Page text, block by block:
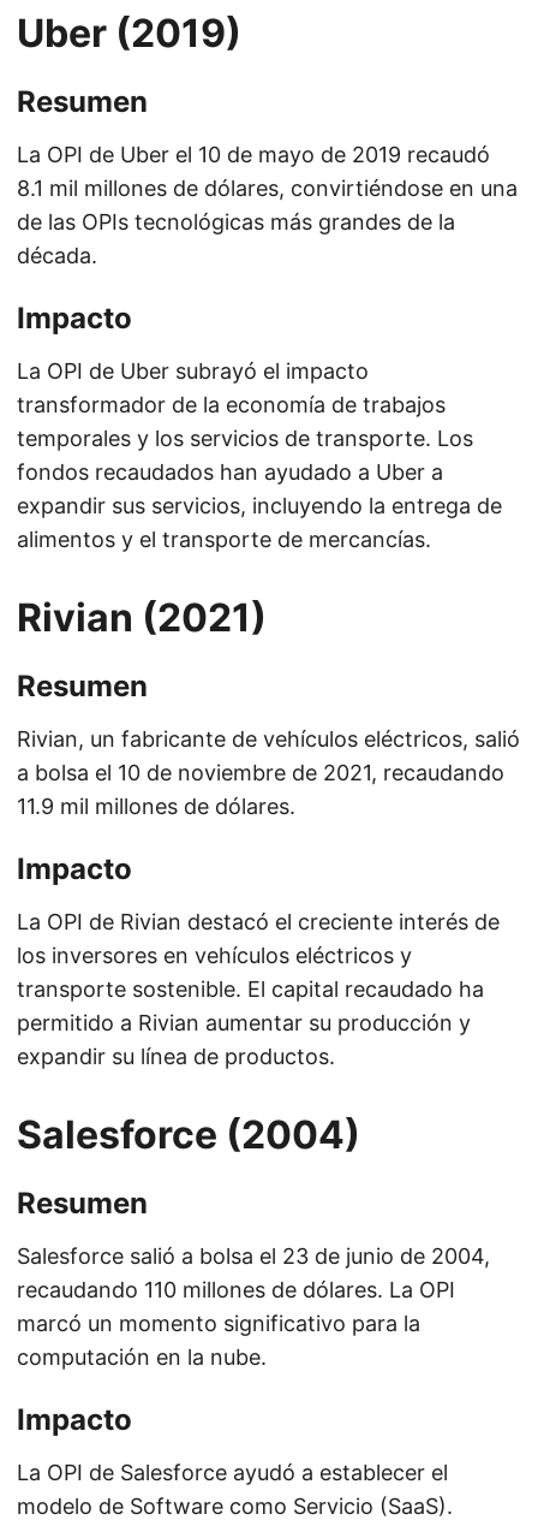
Uber (2019)
Resumen
La OPI de Uber el 10 de mayo de 2019 recaudó
8.1 mil millones de dólares, convirtiéndose en una
de las OPIs tecnológicas más grandes de la
década.
Impacto
La OPI de Uber subrayó el impacto
transformador de la economía de trabajos
temporales y los servicios de transporte. Los
fondos recaudados han ayudado a Uber a
expandir sus servicios, incluyendo la entrega de
alimentos y el transporte de mercancías.
Rivian (2021)
Resumen
Rivian, un fabricante de vehículos eléctricos, salió
a bolsa el 10 de noviembre de 2021, recaudando
11.9 mil millones de dólares.
Impacto
La OPI de Rivian destacó el creciente interés de
los inversores en vehículos eléctricos y
transporte sostenible. El capital recaudado ha
permitido a Rivian aumentar su producción y
expandir su línea de productos.
Salesforce (2004)
Resumen
Salesforce salió a bolsa el 23 de junio de 2004,
recaudando 110 millones de dólares. La OPI
marcó un momento significativo para la
computación en la nube.
Impacto
La OPI de Salesforce ayudó a establecer el
modelo de Software como Servicio (SaaS).